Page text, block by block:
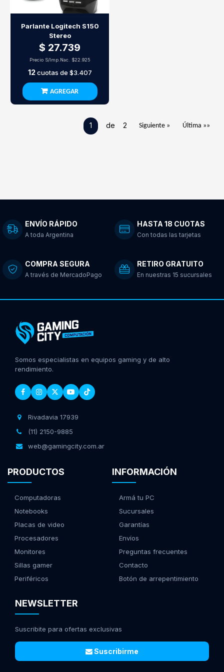
Parlante Logitech S150
Stereo
$ 27.739
Precio S/Imp.Nac. $22.925
12cuotas de $3.407
AGREGAR
1 de 2 Siguiente » Última »»
ENVÍO RÁPIDO
A toda Argentina
HASTA 18 CUOTAS
Con todas las tarjetas
COMPRA SEGURA
A través de MercadoPago
RETIRO GRATUITO
En nuestras 15 sucursales
Somos especialistas en equipos gaming y de alto
rendimiento.
Rivadavia 17939
(11) 2150-9885
web@gamingcity.com.ar
PRODUCTOS
Computadoras
Notebooks
Placas de video
Procesadores
Monitores
Sillas gamer
Periféricos
INFORMACIÓN
Armá tu PC
Sucursales
Garantías
Envíos
Preguntas frecuentes
Contacto
Botón de arrepentimiento
NEWSLETTER
Suscribite para ofertas exclusivas
Suscribirme